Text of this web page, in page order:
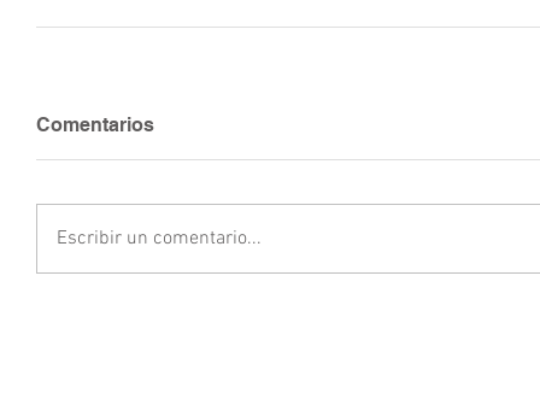
Comentarios
Escribir un comentario...